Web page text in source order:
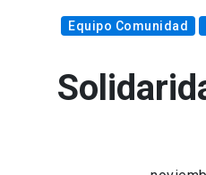
Equipo Comunidad